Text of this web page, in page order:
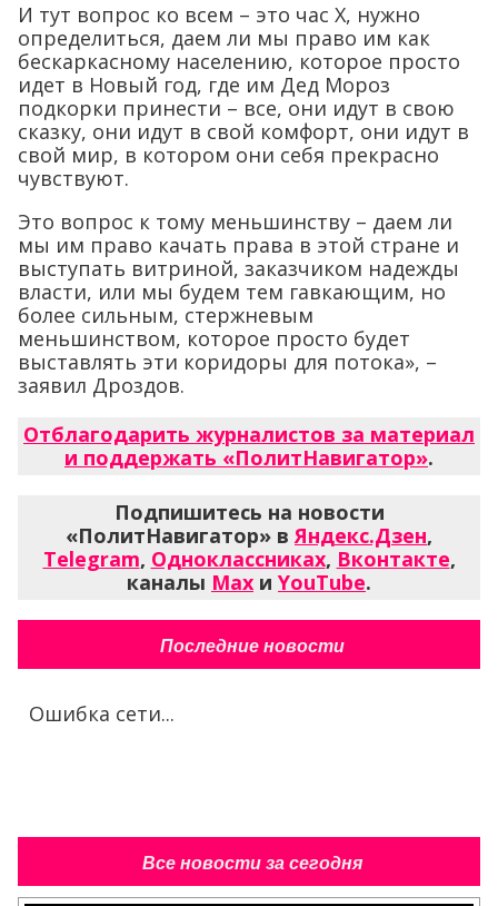
И тут вопрос ко всем – это час Х, нужно
определиться, даем ли мы право им как
бескаркасному населению, которое просто
идет в Новый год, где им Дед Мороз
подкорки принести – все, они идут в свою
сказку, они идут в свой комфорт, они идут в
свой мир, в котором они себя прекрасно
чувствуют.
Это вопрос к тому меньшинству – даем ли
мы им право качать права в этой стране и
выступать витриной, заказчиком надежды
власти, или мы будем тем гавкающим, но
более сильным, стержневым
меньшинством, которое просто будет
выставлять эти коридоры для потока», –
заявил Дроздов.
Отблагодарить журналистов за материал
и поддержать «ПолитНавигатор».
Подпишитесь на новости
«ПолитНавигатор» вЯндекс.Дзен,
Telegram, Одноклассниках, Вконтакте,
каналы Max и YouTube.
Последние новости
Ошибка сети...
Все новости за сегодня